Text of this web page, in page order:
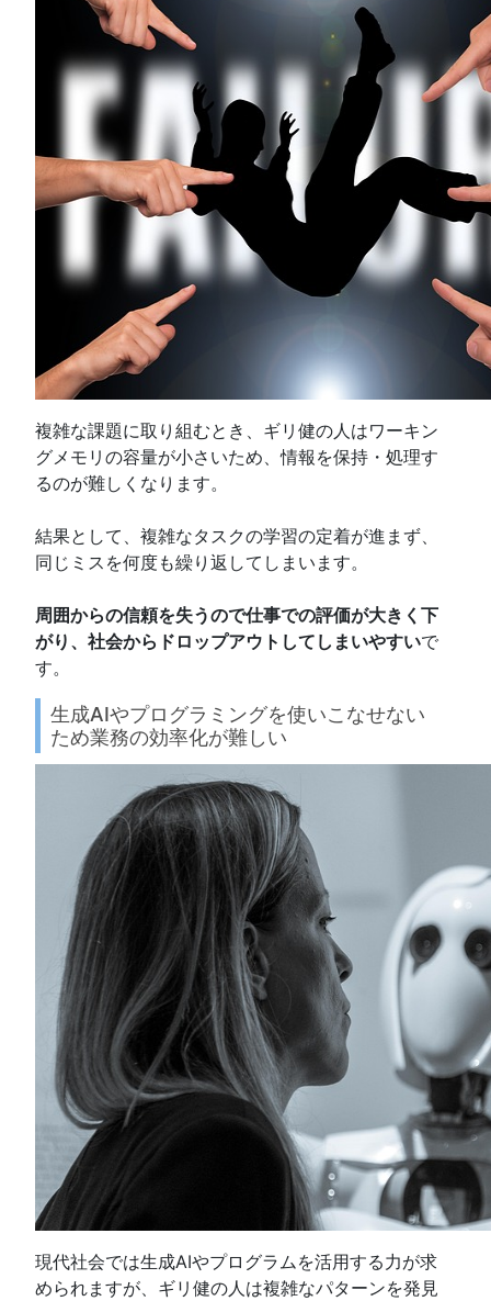
複雑な課題に取り組むとき、ギリ健の人はワーキン
グメモリの容量が小さいため、情報を保持・処理す
るのが難しくなります。
結果として、複雑なタスクの学習の定着が進まず、
同じミスを何度も繰り返してしまいます。
周囲からの信頼を失うので仕事での評価が大きく下
がり、社会からドロップアウトしてしまいやすいで
す。
生成AIやプログラミングを使いこなせない
ため業務の効率化が難しい
現代社会では生成AIやプログラムを活用する力が求
められますが、ギリ健の人は複雑なパターンを発見